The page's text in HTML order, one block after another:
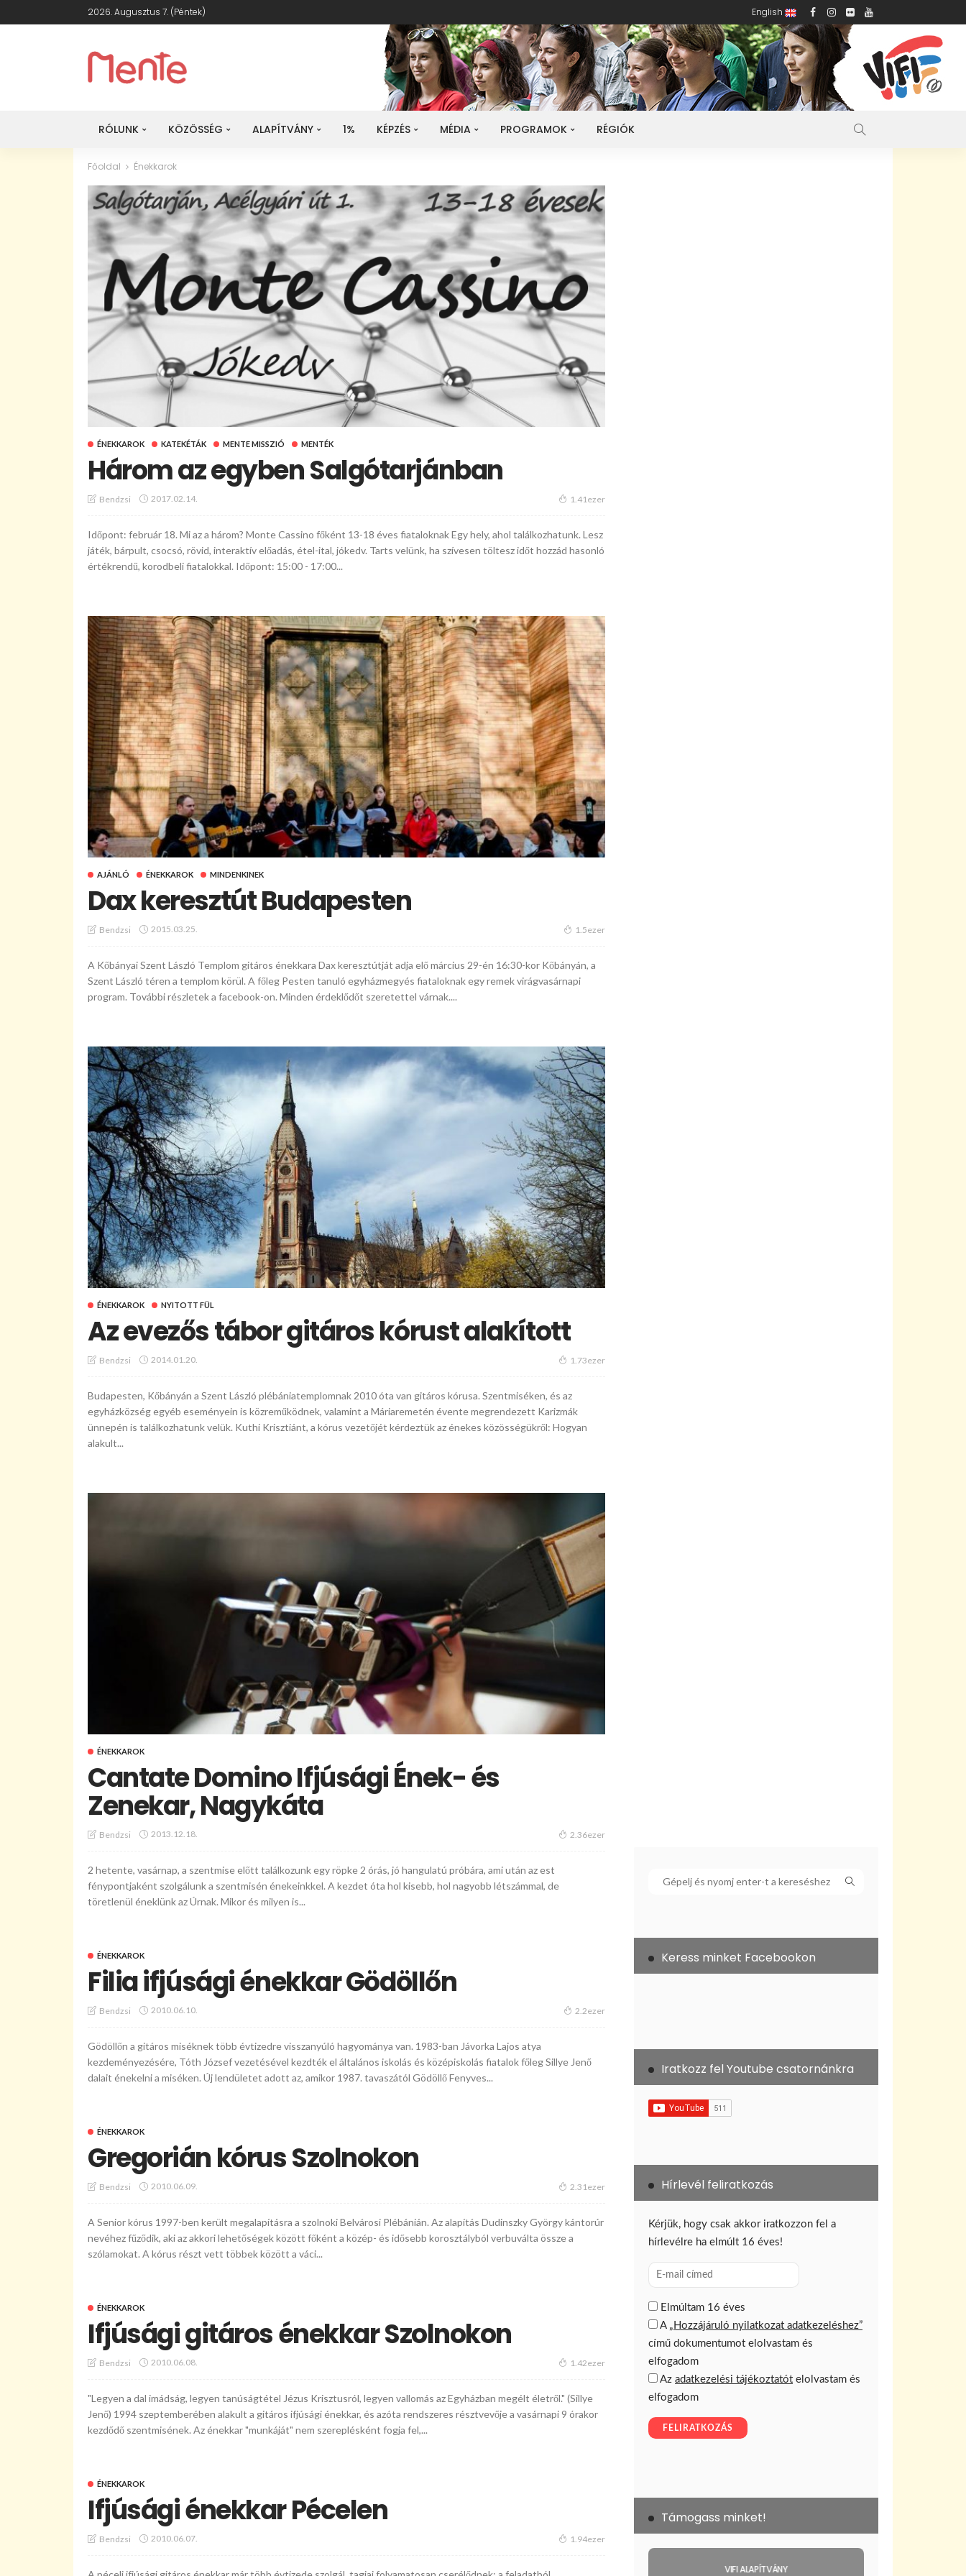
2026. Augusztus 7. (péntek) English
RÓLUNK KÖZÖSSÉG ALAPÍTVÁNY 1% KÉPZÉS MÉDIA PROGRAMOK RÉGIÓK
Főoldal Énekkarok
ÉNEKKAROK KATEKÉTÁK MENTE MISSZIÓ MENTÉK
Három az egyben Salgótarjánban
Bendzsi 2017.02.14. 1.41ezer
Időpont: február 18. Mi az a három? Monte Cassino főként 13-18 éves fiataloknak Egy hely, ahol találkozhatunk. Lesz
játék, bárpult, csocsó, rövid, interaktív előadás, étel-ital, jókedv. Tarts velünk, ha szívesen töltesz időt hozzád hasonló
értékrendű, korodbeli fiatalokkal. Időpont: 15:00 - 17:00...
AJÁNLÓ ÉNEKKAROK MINDENKINEK
Dax keresztút Budapesten
Bendzsi 2015.03.25. 1.5ezer
A Kőbányai Szent László Templom gitáros énekkara Dax keresztútját adja elő március 29-én 16:30-kor Kőbányán, a
Szent László téren a templom körül. A főleg Pesten tanuló egyházmegyés fiataloknak egy remek virágvasárnapi
program. További részletek a facebook-on. Minden érdeklődőt szeretettel várnak....
ÉNEKKAROK NYITOTT FÜL
Az evezős tábor gitáros kórust alakított
Bendzsi 2014.01.20. 1.73ezer
Budapesten, Kőbányán a Szent László plébániatemplomnak 2010 óta van gitáros kórusa. Szentmiséken, és az
egyházközség egyéb eseményein is közreműködnek, valamint a Máriaremetén évente megrendezett Karizmák
ünnepén is találkozhatunk velük. Kuthi Krisztiánt, a kórus vezetőjét kérdeztük az énekes közösségükről: Hogyan
alakult...
ÉNEKKAROK
Cantate Domino Ifjúsági Ének- és
Zenekar, Nagykáta
Bendzsi 2013.12.18. 2.36ezer
2 hetente, vasárnap, a szentmise előtt találkozunk egy röpke 2 órás, jó hangulatú próbára, ami után az est
fénypontjaként szolgálunk a szentmisén énekeinkkel. A kezdet óta hol kisebb, hol nagyobb létszámmal, de
töretlenül éneklünk az Úrnak. Mikor és milyen is...
ÉNEKKAROK
Filia ifjúsági énekkar Gödöllőn
Bendzsi 2010.06.10. 2.2ezer
Gödöllőn a gitáros miséknek több évtizedre visszanyúló hagyománya van. 1983-ban Jávorka Lajos atya
kezdeményezésére, Tóth József vezetésével kezdték el általános iskolás és középiskolás fiatalok főleg Sillye Jenő
dalait énekelni a miséken. Új lendületet adott az, amikor 1987. tavaszától Gödöllő Fenyves...
ÉNEKKAROK
Gregorián kórus Szolnokon
Bendzsi 2010.06.09. 2.31ezer
A Senior kórus 1997-ben került megalapításra a szolnoki Belvárosi Plébánián. Az alapítás Dudinszky György kántorúr
nevéhez fűződik, aki az akkori lehetőségek között főként a közép- és idősebb korosztályból verbuválta össze a
szólamokat. A kórus részt vett többek között a váci...
ÉNEKKAROK
Ifjúsági gitáros énekkar Szolnokon
Bendzsi 2010.06.08. 1.42ezer
"Legyen a dal imádság, legyen tanúságtétel Jézus Krisztusról, legyen vallomás az Egyházban megélt életről." (Sillye
Jenő) 1994 szeptemberében alakult a gitáros ifjúsági énekkar, és azóta rendszeres résztvevője a vasárnapi 9 órakor
kezdődő szentmisének. Az énekkar "munkáját" nem szereplésként fogja fel,...
ÉNEKKAROK
Ifjúsági énekkar Pécelen
Bendzsi 2010.06.07. 1.94ezer
Keress minket Facebookon
Iratkozz fel Youtube csatornánkra
Hírlevél feliratkozás
Támogass minket!
VIFI ALAPÍTVÁNY